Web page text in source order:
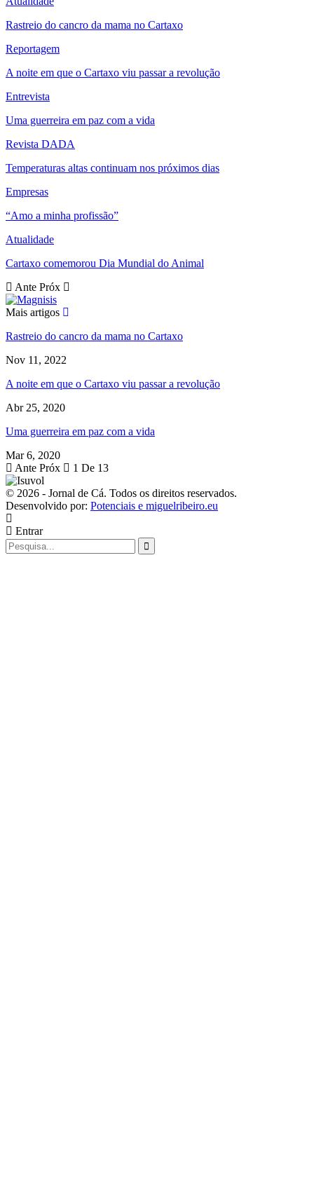
Rastreio do cancro da mama no Cartaxo
Reportagem
A noite em que o Cartaxo viu passar a revolução
Entrevista
Uma guerreira em paz com a vida
Revista DADA
Temperaturas altas continuam nos próximos dias
Empresas
“Amo a minha profissão”
Atualidade
Cartaxo comemorou Dia Mundial do Animal
Ante Próx
Mais artigos
Rastreio do cancro da mama no Cartaxo
Nov 11, 2022
A noite em que o Cartaxo viu passar a revolução
Abr 25, 2020
Uma guerreira em paz com a vida
Mar 6, 2020
Ante Próx 1 De 13
© 2026 - Jornal de Cá. Todos os direitos reservados.
Desenvolvido por: Potenciais e miguelribeiro.eu
Entrar